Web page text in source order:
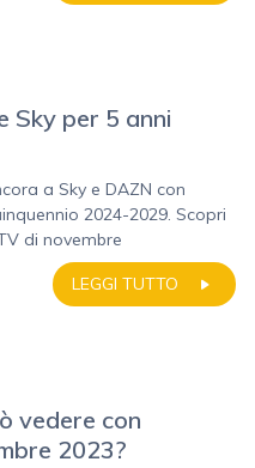
Sky per 5 anni
a Sky e DAZN con
2024-2029. Scopri
di novembre
LEGGI TUTTO
vedere con
2023?